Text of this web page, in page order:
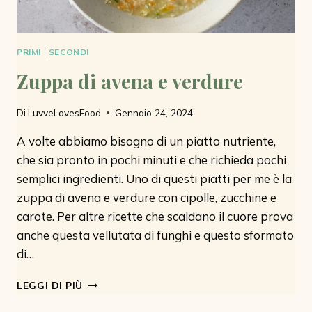
PRIMI | SECONDI
Zuppa di avena e verdure
Di LuvveLovesFood Gennaio 24, 2024
A volte abbiamo bisogno di un piatto nutriente,
che sia pronto in pochi minuti e che richieda pochi
semplici ingredienti. Uno di questi piatti per me è la
zuppa di avena e verdure con cipolle, zucchine e
carote. Per altre ricette che scaldano il cuore prova
anche questa vellutata di funghi e questo sformato
di…
LEGGI DI PIÙ ZUPPA